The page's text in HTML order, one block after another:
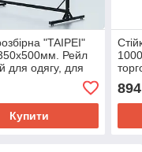
"TAIPEI"
Рейл
для одягу, для
Купити
894